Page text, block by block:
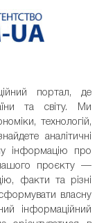
портал, де
та світу. Ми
технологій,
аналітичні
інформацію про
нашого проєкту —
факти та різні
власну
інформаційний